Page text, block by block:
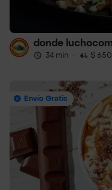
donde
34 min · $
Envío Gratis